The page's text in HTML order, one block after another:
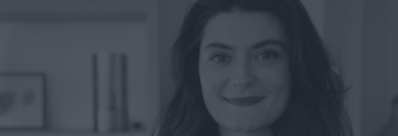
Merci à notre partenaire !
la plateforme qui démocratise l’investissement en private
equity et en dette privée.